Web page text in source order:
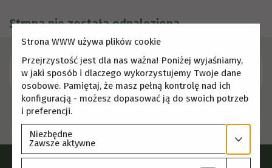
Strona nie została odnaleziona
Skorzystaj z menu, aby wybrać inną stronę.
Strona WWW używa plików cookie
Przejrzystość jest dla nas ważna! Poniżej wyjaśniamy,
w jaki sposób i dlaczego wykorzystujemy Twoje dane
osobowe. Pamiętaj, że masz pełną kontrolę nad ich
konfiguracją - możesz dopasować ją do swoich potrzeb
i preferencji.
Niezbędne
Zawsze aktywne